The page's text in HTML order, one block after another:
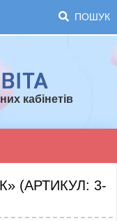
ПОШУК
кабінетів
(АРТИКУЛ: 3-